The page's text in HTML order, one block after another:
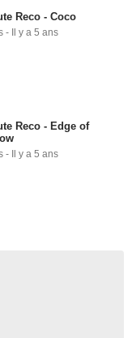
Reco - Coco
- Il y a 5 ans
Reco - Edge of
- Il y a 5 ans